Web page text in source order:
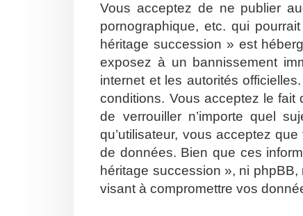
Vous acceptez de ne publier
pornographique, etc. qui
héritage succession » est
exposez à un bannissement
internet et les autorités
conditions. Vous acceptez le fait
de verrouiller n’importe quel
qu’utilisateur, vous acceptez
de données. Bien que ces
héritage succession », ni
visant à compromettre vos